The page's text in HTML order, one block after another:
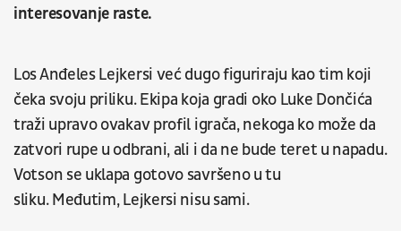
interesovanje raste.
Los Anđeles Lejkersi već dugo figuriraju kao tim koji
čeka svoju priliku. Ekipa koja gradi oko Luke Dončića
traži upravo ovakav profil igrača, nekoga ko može da
zatvori rupe u odbrani, ali i da ne bude teret u napadu.
Votson se uklapa gotovo savršeno u tu
sliku. Međutim, Lejkersi nisu sami.